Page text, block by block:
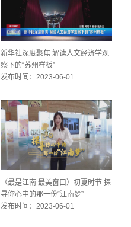
新华社深度聚焦 解读人文经济学观
察下的“苏州样板”
发布时间：2023-06-01
（最是江南 最美窗口）初夏时节 探
寻你心中的那一份“江南梦”
发布时间：2023-06-01